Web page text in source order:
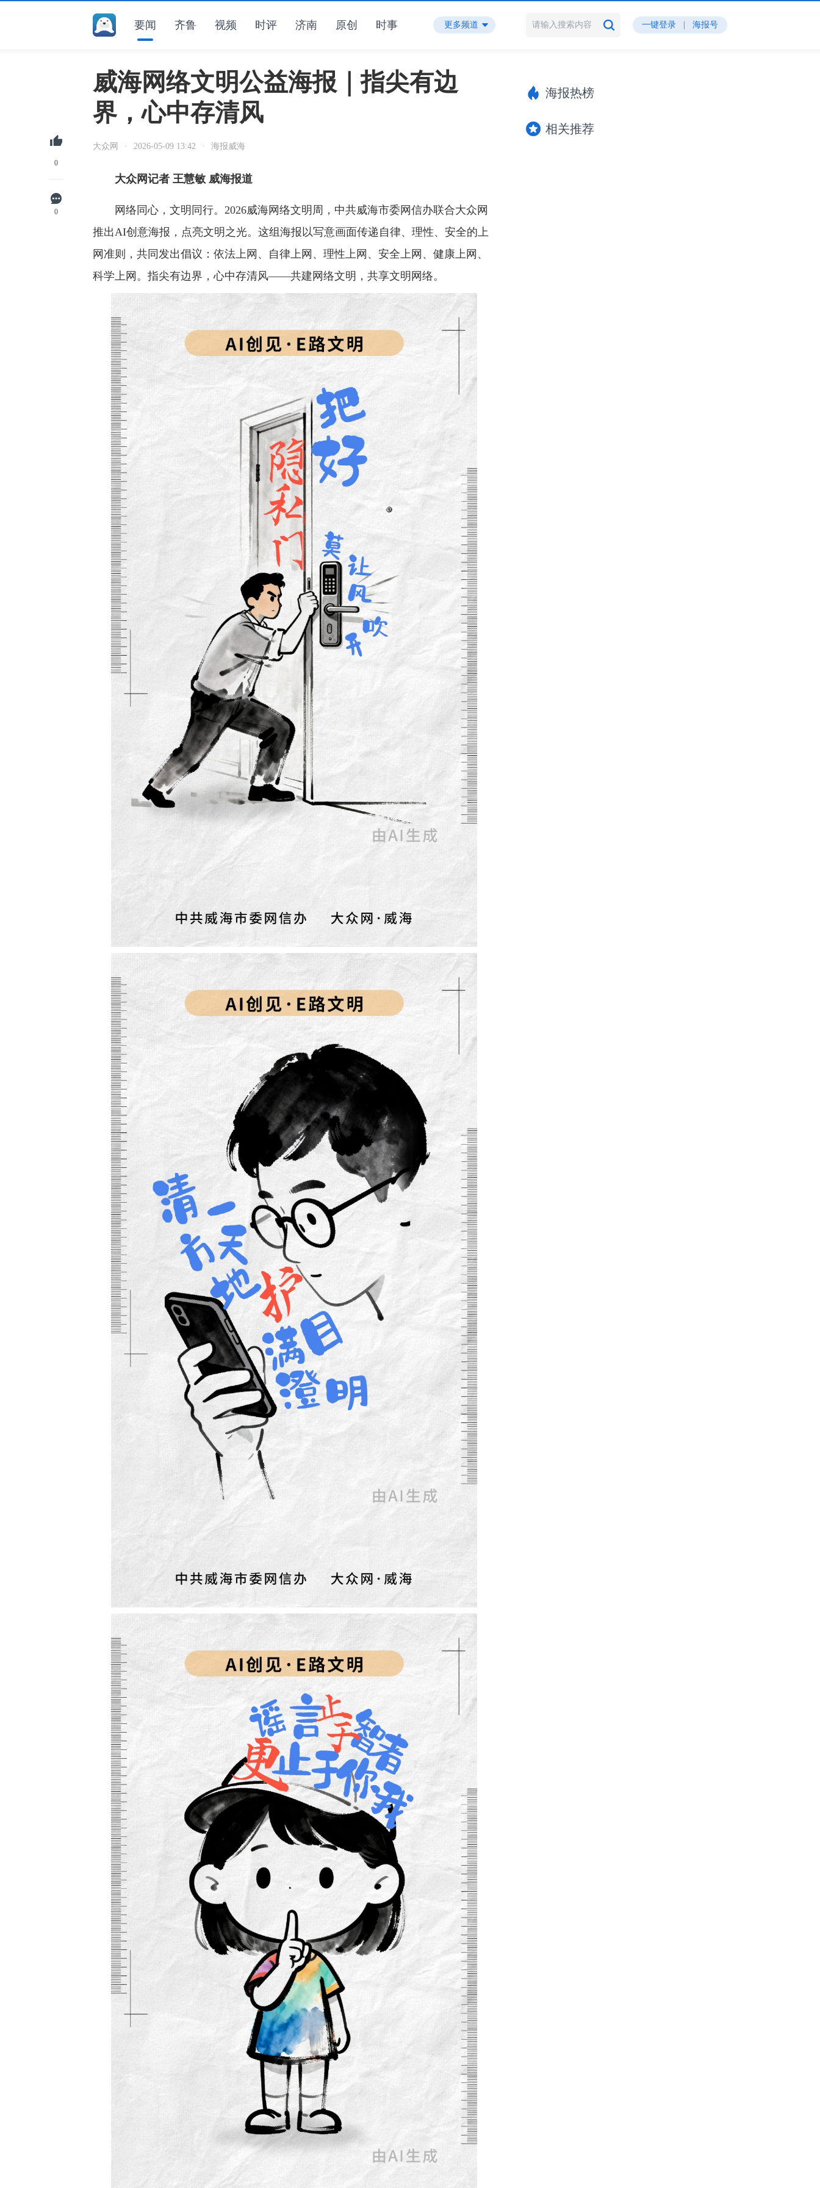
要闻 齐鲁 视频 时评 济南 原创 时事 更多频道 一键登录 海报号
0
0
威海网络文明公益海报｜指尖有边
界，心中存清风
大众网 · 2026-05-09 13:42 · 海报威海
大众网记者 王慧敏 威海报道
网络同心，文明同行。2026威海网络文明周，中共威海市委网信办联合大众网
推出AI创意海报，点亮文明之光。这组海报以写意画面传递自律、理性、安全的上
网准则，共同发出倡议：依法上网、自律上网、理性上网、安全上网、健康上网、
科学上网。指尖有边界，心中存清风——共建网络文明，共享文明网络。
海报热榜
相关推荐